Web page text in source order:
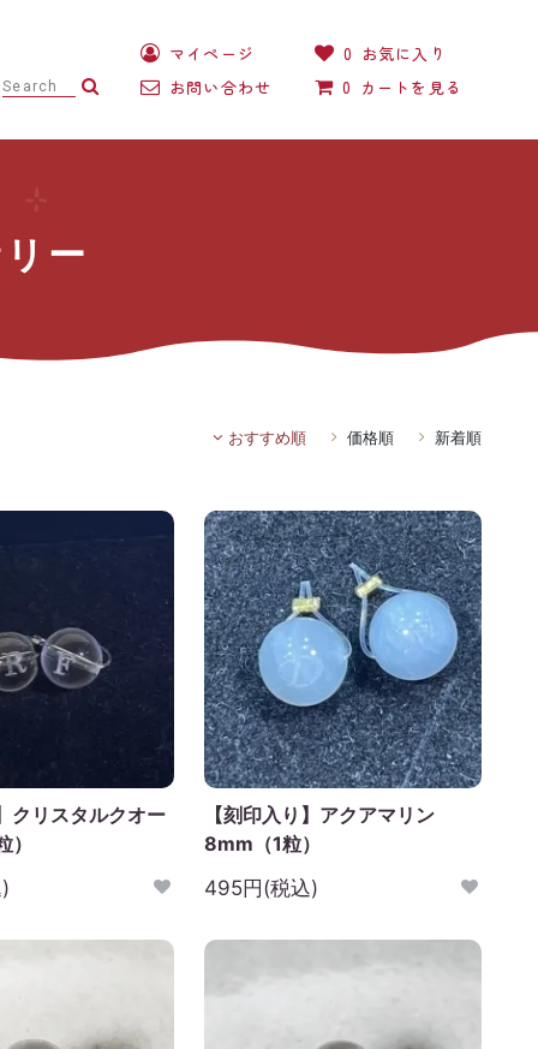
マイページ 0 お気に入り
0 カートを見る
お問い合わせ
ー
おすすめ順 価格順 新着順
クリスタルクオー
【刻印入り】アクアマリン
8mm（1粒）
495円(税込)